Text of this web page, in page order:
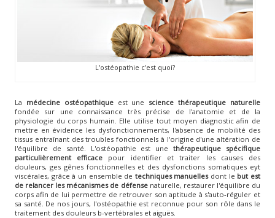
L'ostéopathie c'est quoi?
La médecine ostéopathiqueest une science thérapeutique naturelle
fondée sur une connaissance très précise de l'anatomie et de la
physiologie du corps humain. Elle utilise tout moyen diagnostic afin de
mettre en évidence les dysfonctionnements, l'absence de mobilité des
tissus entraînant des troubles fonctionnels à l'origine d'une altération de
l'équilibre de santé. L'ostéopathie est unethérapeutique spécifique
particulièrement efficace pour identifier et traiter les causes des
douleurs, ges gênes fonctionnelles et des dysfonctions somatiques eyt
viscérales, grâce à un ensemble de techniques manuellesdont le but est
de relancer les mécanismes de défensenaturelle, restaurer l'équilibre du
corps afin de lui permettre de retrouver son aptitude à s'auto-réguler et
sa santé. De nos jours, l'ostéopathie est reconnue pour son rôle dans le
traitement des douleurs b-vertébrales et aiguës.